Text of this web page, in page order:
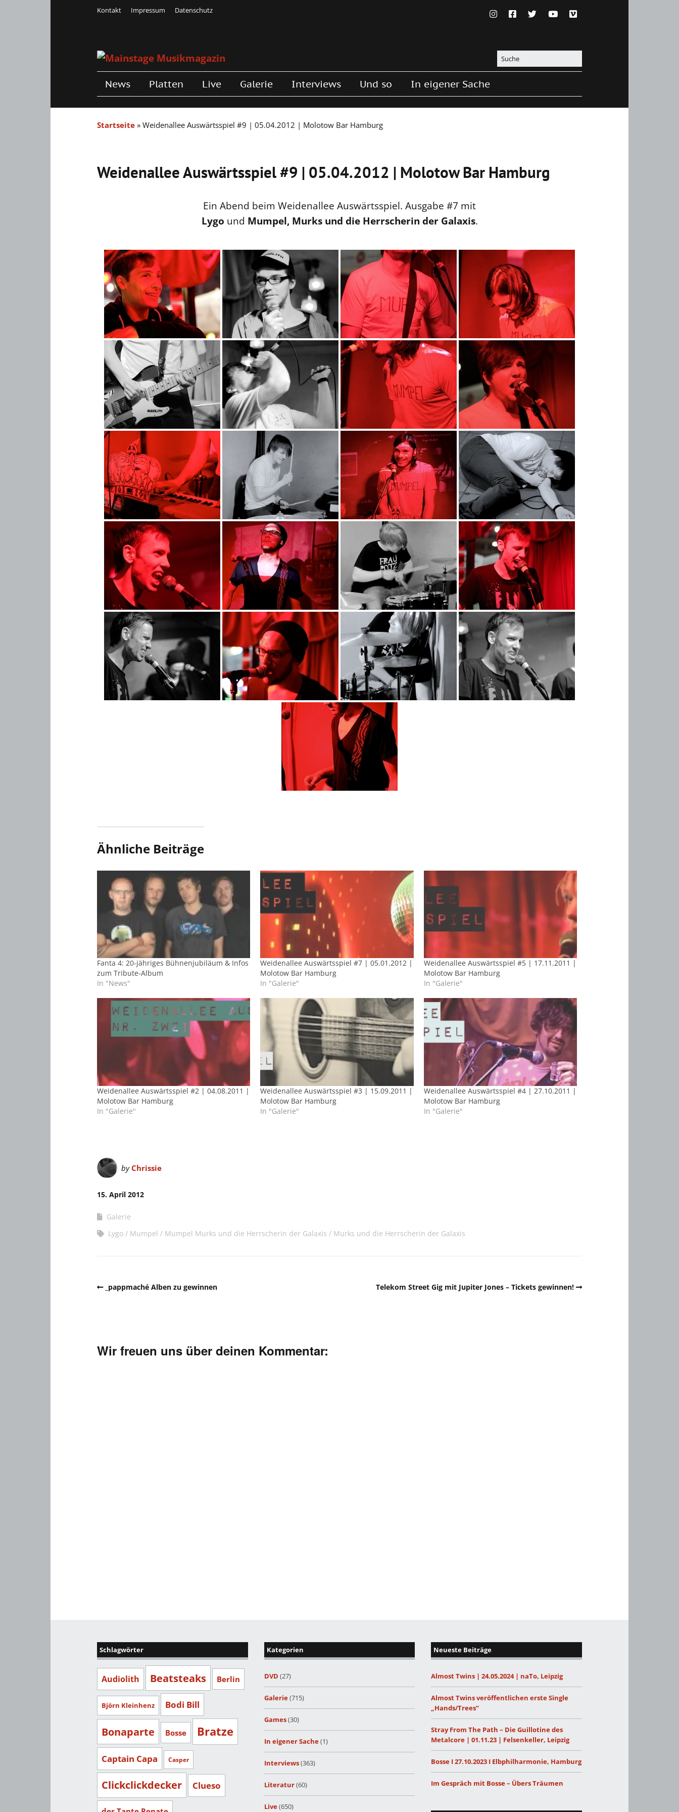
Kontakt Impressum Datenschutz
News Platten Live Galerie Interviews Und so In eigener Sache
Startseite » Weidenallee Auswärtsspiel #9 | 05.04.2012 | Molotow Bar Hamburg
Weidenallee Auswärtsspiel #9 | 05.04.2012 | Molotow Bar Hamburg
Ein Abend beim Weidenallee Auswärtsspiel. Ausgabe #7 mit
Lygo und Mumpel, Murks und die Herrscherin der Galaxis.
Ähnliche Beiträge
Fanta 4: 20-jähriges Bühnenjubiläum & Infos
zum Tribute-Album
In "News"
Weidenallee Auswärtsspiel #7 | 05.01.2012 |
Molotow Bar Hamburg
In "Galerie"
Weidenallee Auswärtsspiel #5 | 17.11.2011 |
Molotow Bar Hamburg
In "Galerie"
Weidenallee Auswärtsspiel #2 | 04.08.2011 |
Molotow Bar Hamburg
In "Galerie"
Weidenallee Auswärtsspiel #3 | 15.09.2011 |
Molotow Bar Hamburg
In "Galerie"
Weidenallee Auswärtsspiel #4 | 27.10.2011 |
Molotow Bar Hamburg
In "Galerie"
byChrissie
15. April 2012
Galerie
Lygo
Mumpel Mumpel Murks und die Herrscherin der Galaxis Murks und die Herrscherin der Galaxis
_pappmaché Alben zu gewinnen Telekom Street Gig mit Jupiter Jones – Tickets gewinnen!
Wir freuen uns über deinen Kommentar:
Schlagwörter
Audiolith Beatsteaks Berlin
Björn Kleinhenz Bodi Bill
Bonaparte Bosse Bratze
Captain Capa Casper
Clickclickdecker Clueso
Kategorien
DVD (27)
Galerie(715)
Games(30)
In eigener Sache(1)
Interviews(363)
Literatur(60)
Live(650)
Neueste Beiträge
Almost Twins | 24.05.2024 | naTo, Leipzig
Almost Twins veröffentlichen erste Single
„Hands/Trees“
Stray From The Path – Die Guillotine des
Metalcore | 01.11.23 | Felsenkeller, Leipzig
Bosse I 27.10.2023 I Elbphilharmonie, Hamburg
Im Gespräch mit Bosse – Übers Träumen